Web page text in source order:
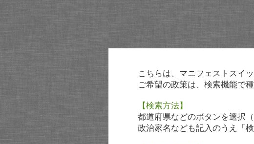
こちらは、マニフェストスイ
ご希望の政策は、検索機能で
【検索方法】
都道府県などのボタンを選択
政治家名なども記入のうえ「